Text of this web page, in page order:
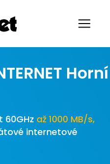
Horní
60GHz až 1000 MB/s,
internetové